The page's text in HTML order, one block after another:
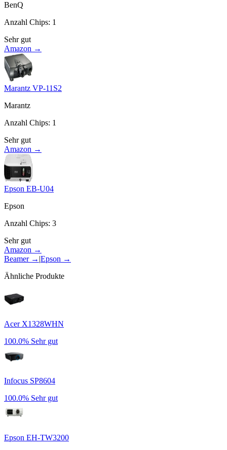
BenQ
Anzahl Chips: 1
Sehr gut
Amazon →
Marantz VP-11S2
Marantz
Anzahl Chips: 1
Sehr gut
Amazon →
Epson EB-U04
Epson
Anzahl Chips: 3
Sehr gut
Amazon →
Beamer→ |Epson →
Ähnliche Produkte
Acer X1328WHN
100.0% Sehr gut
Infocus SP8604
100.0% Sehr gut
Epson EH-TW3200